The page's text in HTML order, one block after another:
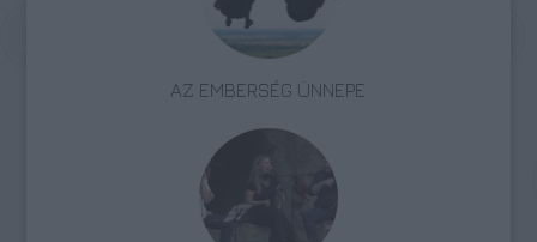
AZ EMBERSÉG ÜNNEPE